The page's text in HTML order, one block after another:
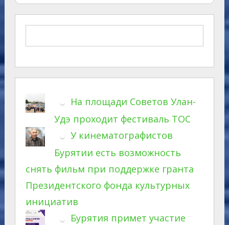
На площади Советов Улан-
Удэ проходит фестиваль ТОС
У кинематографистов
Бурятии есть возможность
снять фильм при поддержке гранта
Президентского фонда культурных
инициатив
Бурятия примет участие